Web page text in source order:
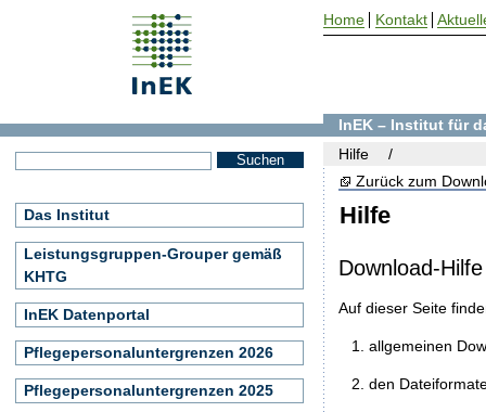
Hilfe
Zurück zum
Download-Hilfe
Auf dieser Seite
allgemeinen
den
InEK – Institut für
Hilfe
Das Institut
Leistungsgruppen-Grouper gemäß
KHTG
InEK Datenportal
Pflegepersonaluntergrenzen 2026
Pflegepersonaluntergrenzen 2025
Home Kontakt